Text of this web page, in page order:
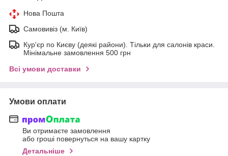
Нова Пошта
Самовивіз (м. Київ)
Кур'єр по Києву (деякі райони). Тільки для салонів краси.
Мінімальне замовлення 500 грн
Всі умови доставки
Умови оплати
Ви отримаєте замовлення
або гроші повернуться на вашу картку
Детальніше